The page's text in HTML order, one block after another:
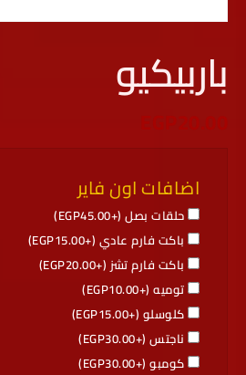
باربيكيو
اضافات اون فاير
حلقات بصل (+ EGP45.00
)
باكت فارم عادي (+
EGP15.00
)
باكت فارم تشز (+
EGP20.00
)
توميه (+
EGP10.00
)
كلوسلو (+
EGP15.00
)
ناجتس (+
EGP30.00
)
كومبو (+
EGP30.00
)